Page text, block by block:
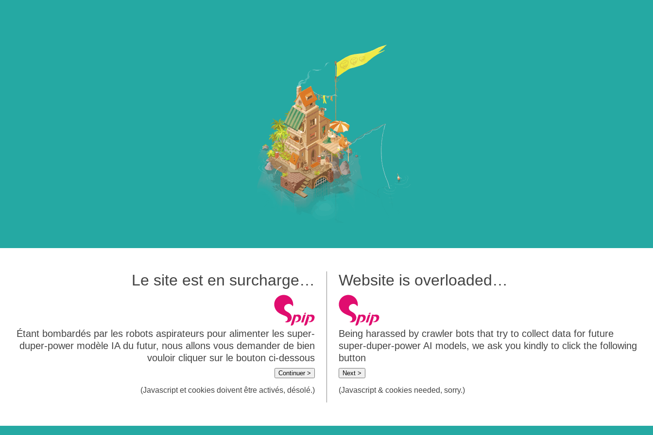
Le site est en surcharge…
Étant bombardés par les robots aspirateurs pour alimenter les super-
duper-power modèle IA du futur, nous allons vous demander de bien
vouloir cliquer sur le bouton ci-dessous
Continuer >
(Javascript et cookies doivent être activés, désolé.)
Website is overloaded…
Being harassed by crawler bots that try to collect data for future
super-duper-power AI models, we ask you kindly to click the following
button
Next >
(Javascript & cookies needed, sorry.)